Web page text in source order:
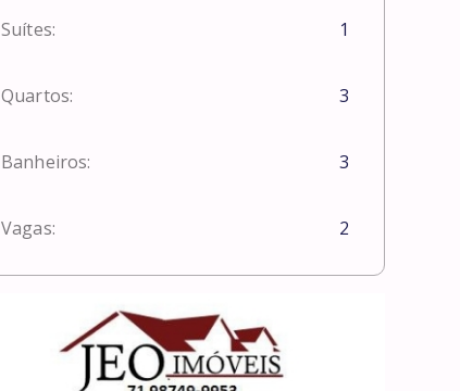
Suítes: 1
Quartos: 3
Banheiros: 3
Vagas: 2